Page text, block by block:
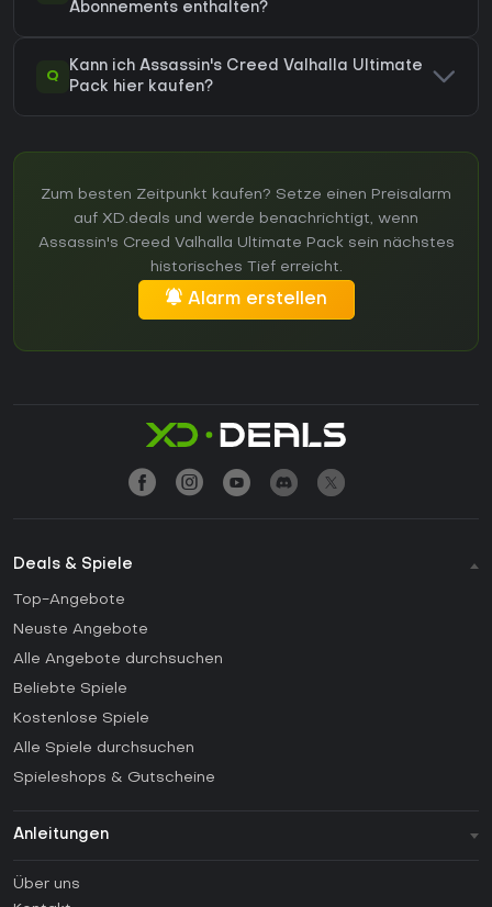
Abonnements enthalten?
Q
Kann ich Assassin's Creed Valhalla Ultimate
Pack hier kaufen?
Zum besten Zeitpunkt kaufen? Setze einen Preisalarm
auf XD.deals und werde benachrichtigt, wenn
Assassin's Creed Valhalla Ultimate Pack sein nächstes
historisches Tief erreicht.
Alarm erstellen
Deals & Spiele
Top-Angebote
Neuste Angebote
Alle Angebote durchsuchen
Beliebte Spiele
Kostenlose Spiele
Alle Spiele durchsuchen
Spieleshops & Gutscheine
Anleitungen
Anleitungen
Über uns